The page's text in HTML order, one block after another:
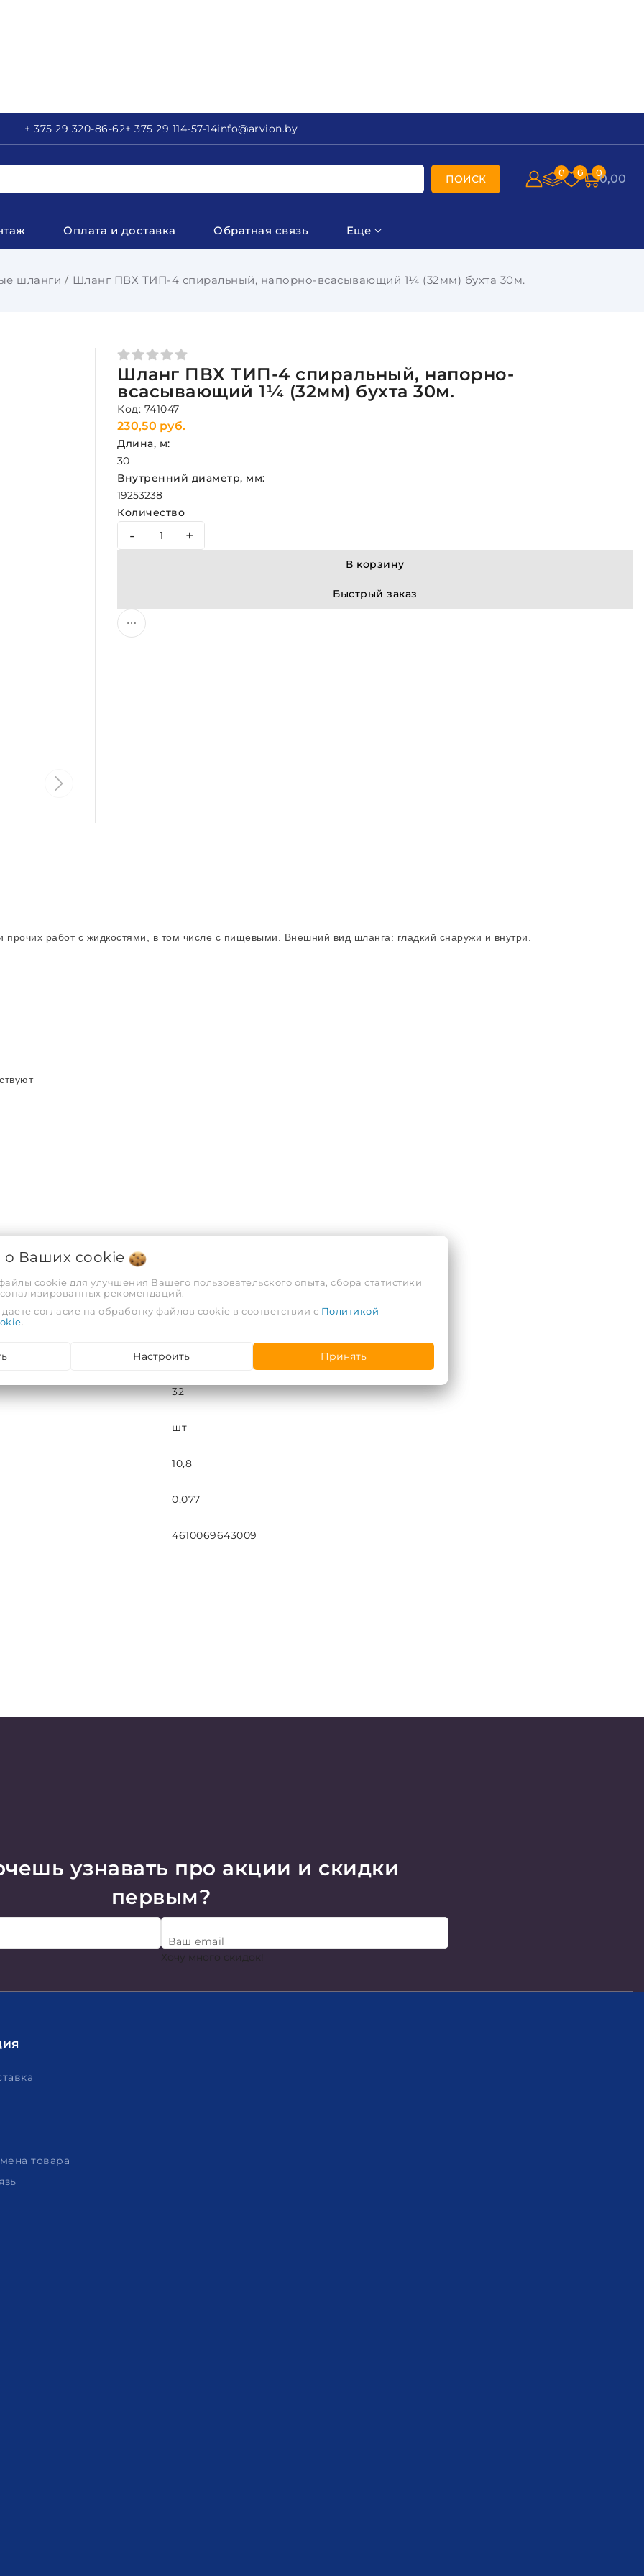
+ 375 29 320-86-62+ 375 29 114-57-14info@arvion.by
ПОИСК 0 0 00,00
Оплата и доставка Обратная связь Еще
шланги Шланг ПВХ ТИП-4 спиральный, напорно-всасывающий 1¼ (32мм) бухта 30м.
Шланг ПВХ ТИП-4 спиральный, напорно-
всасывающий 1¼ (32мм) бухта 30м.
Код: 741047
230,50 руб.
Длина, м:
30
Внутренний диаметр, мм:
19253238
Количество
- +
В корзину
Быстрый заказ
работ с жидкостями, в том числе с пищевыми. Внешний вид шланга: гладкий снаружи и внутри.
ХАРАКТЕРИСТИКИ
30
32
шт
10,8
0,077
4610069643009
узнавать про акции и скидки
первым?
Ваш email
Хочу много скидок!
товара
о Ваших cookie
cookie для улучшения Вашего пользовательского опыта, сбора статистики
рекомендаций.
согласие на обработку файлов cookie в соответствии с Политикой
.
Настроить Принять